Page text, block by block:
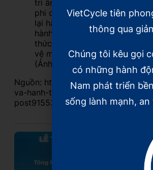
tri ân những người lao động
phi chính thức, mà còn là
lại hành trình từ vô hình đến vô
hành trình của sự thay đổi
thức xã hội về vai trò của họ
vệ môi trường và phát triển
(Ảnh: ĐỖ BẢO)
Nguồn: https://nhandan.vn/nhung-
va-hanh-trinh-5-nam-hoi-sinh-rac-
post915538.html
VietCycle tiên
thông qua
Chúng tôi kêu gọi
có những hành
Nam phát triển
sống lành mạnh,